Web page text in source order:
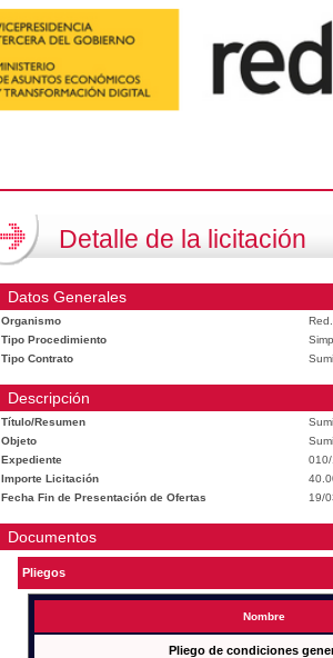
Detalle de la licitación
Datos Generales
Organismo
Tipo Procedimiento
Tipo Contrato
Descripción
Título/Resumen
Objeto
Expediente
010/
Importe Licitación
Fecha Fin de Presentación de Ofertas
19/
Documentos
Pliegos
Nombre
Pliego de condiciones